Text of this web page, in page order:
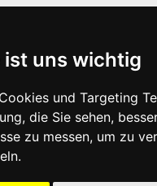
ist uns wichtig
und Targeting
die Sie sehen,
zu messen, um zu